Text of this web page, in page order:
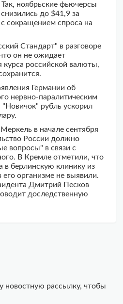
ноябрьские фьючерсы
до $41,9 за
сокращением спроса на
Стандарт" в разговоре
он не ожидает
курса российской валюты,
Германии об
нервно-паралитическим
рубль ускорил
в начале сентября
России должно
вопросы" в связи с
В Кремле отметили, что
в берлинскую клинику из
организме не выявили.
Дмитрий Песков
доследственную
новостную рассылку, чтобы